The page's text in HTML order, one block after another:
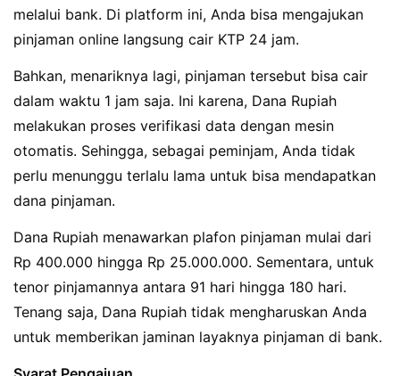
melalui bank. Di platform ini, Anda bisa mengajukan
pinjaman online langsung cair KTP 24 jam.
Bahkan, menariknya lagi, pinjaman tersebut bisa cair
dalam waktu 1 jam saja. Ini karena, Dana Rupiah
melakukan proses verifikasi data dengan mesin
otomatis. Sehingga, sebagai peminjam, Anda tidak
perlu menunggu terlalu lama untuk bisa mendapatkan
dana pinjaman.
Dana Rupiah menawarkan plafon pinjaman mulai dari
Rp 400.000 hingga Rp 25.000.000. Sementara, untuk
tenor pinjamannya antara 91 hari hingga 180 hari.
Tenang saja, Dana Rupiah tidak mengharuskan Anda
untuk memberikan jaminan layaknya pinjaman di bank.